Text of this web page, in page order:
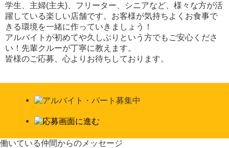
学生、主婦(主夫)、フリーター、シニアなど、様々な方が活
躍している楽しい店舗です。お客様が気持ちよくお食事で
きる環境を一緒に作っていきましょう！
アルバイトが初めてや久しぶりという方でもご安心くださ
い！先輩クルーが丁寧に教えます。
皆様のご応募、心よりお待ちしております。
働いている仲間からのメッセージ